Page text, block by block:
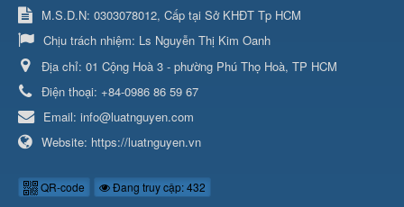
M.S.D.N: 0303078012, Cấp tại Sở KHĐT Tp HCM
Chịu trách nhiệm: Ls Nguyễn Thị Kim Oanh
Địa chỉ: 01 Cộng Hoà 3 - phường Phú Thọ Hoà, TP HCM
Điện thoại: +84-0986 86 59 67
Email: info@luatnguyen.com
Website: https://luatnguyen.vn
QR-code Đang truy cập: 432